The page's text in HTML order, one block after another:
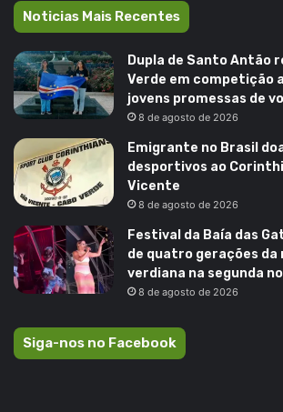
Noticias Mais Recentes
Dupla de Santo Antão
Verde em competição
jovens promessas de
8 de agosto de 2026
Emigrante no Brasil
desportivos ao
Vicente
8 de agosto de 2026
Festival da Baía das
de quatro gerações da
verdiana na segunda
8 de agosto de 2026
Siga-nos no Facebook